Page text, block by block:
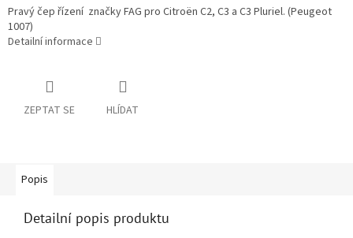
Pravý čep řízení značky FAG pro Citroën C2, C3 a C3 Pluriel. (Peugeot
1007)
Detailní informace
ZEPTAT SE HLÍDAT
Popis
Detailní popis produktu